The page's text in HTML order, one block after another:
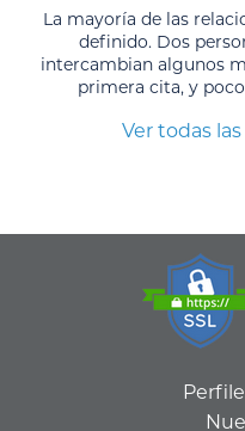
La mayoría de las
definido. Dos
intercambian algunos
primera cita, y
Ver todas